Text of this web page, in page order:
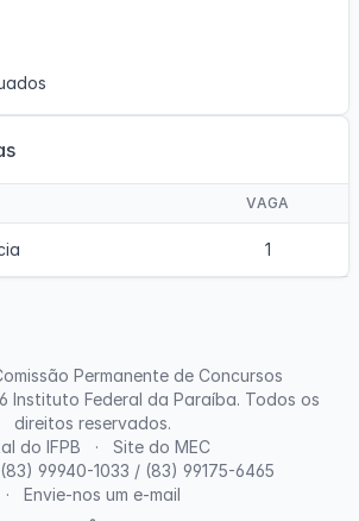
VAGA
1
do IFPB
Site do MEC
99940-1033 / (83) 99175-6465
Envie-nos um e-mail
Permanente de Concursos
Instituto Federal da Paraíba. Todos os
direitos reservados.